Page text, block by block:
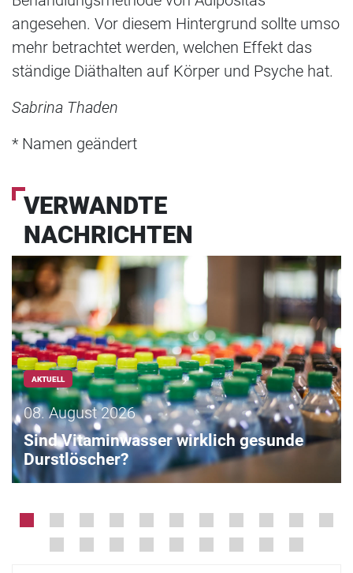
angesehen. Vor diesem Hintergrund sollte umso
mehr betrachtet werden, welchen Effekt das
ständige Diäthalten auf Körper und Psyche hat.
Sabrina Thaden
* Namen geändert
VERWANDTE
NACHRICHTEN
AKTUELL
08. August 2026
Sind Vitaminwasser wirklich gesunde
Durstlöscher?